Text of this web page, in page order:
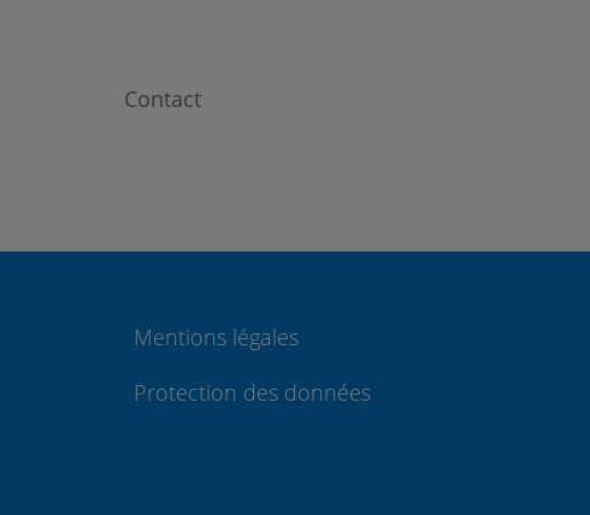
Contact
Mentions légales
Protection des données